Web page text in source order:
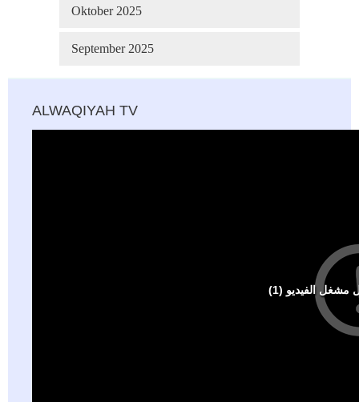
Oktober 2025
September 2025
ALWAQIYAH TV